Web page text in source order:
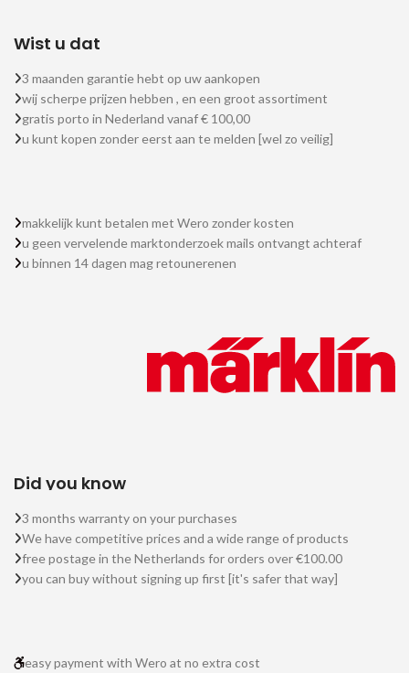
Wist u dat
3 maanden garantie hebt op uw aankopen
wij scherpe prijzen hebben , en een groot assortiment
gratis porto in Nederland vanaf € 100,00
u kunt kopen zonder eerst aan te melden [wel zo veilig]
makkelijk kunt betalen met Wero zonder kosten
u geen vervelende marktonderzoek mails ontvangt achteraf
u binnen 14 dagen mag retounerenen
Did you know
3 months warranty on your purchases
We have competitive prices and a wide range of products
free postage in the Netherlands for orders over €100.00
you can buy without signing up first [it's safer that way]
easy payment with Wero at no extra cost